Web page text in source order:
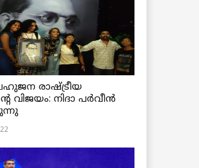
രാഷ്ട്രീയ
വിജയം: നിദാ പർവീൻ